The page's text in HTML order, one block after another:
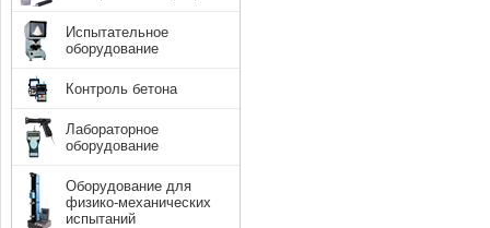
Испытательное
оборудование
Контроль бетона
Лабораторное
оборудование
Оборудование для
физико-механических
испытаний